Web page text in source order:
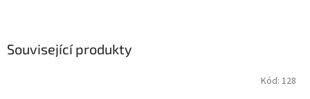
Související produkty
Kód: 128